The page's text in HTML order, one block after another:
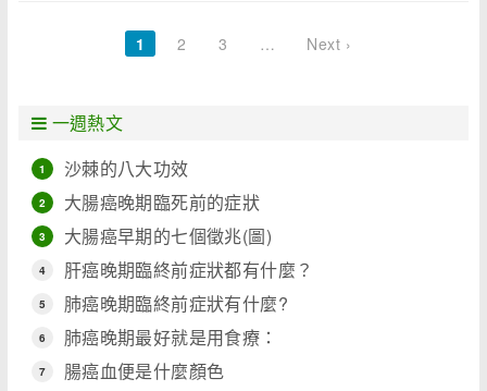
1 2 3 … Next ›
一週熱文
1 沙棘的八大功效
2 大腸癌晚期臨死前的症狀
3 大腸癌早期的七個徵兆(圖)
4 肝癌晚期臨終前症狀都有什麼？
5 肺癌晚期臨終前症狀有什麼?
6 肺癌晚期最好就是用食療：
7 腸癌血便是什麼顏色